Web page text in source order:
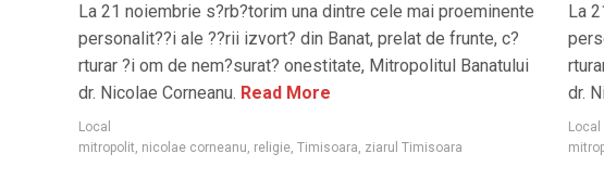
La 21 noiembrie s?rb?torim una dintre cele mai proeminente
personalit??i ale ??rii izvort? din Banat, prelat de frunte, c?
rturar ?i om de nem?surat? onestitate, Mitropolitul Banatului
dr. Nicolae Corneanu. Read More
Local
mitropolit, nicolae corneanu, religie, Timisoara, ziarul Timisoara
La
dr.
Local